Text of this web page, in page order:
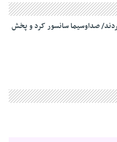
صداوسیما سانسور کرد و پخش